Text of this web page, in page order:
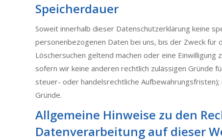
Speicherdauer
Soweit innerhalb dieser Datenschutzerklärung keine
personenbezogenen Daten bei uns, bis der Zweck
Löschersuchen geltend machen oder eine
sofern wir keine anderen rechtlich zulässigen Gründe
steuer- oder handelsrechtliche
Gründe.
Allgemeine Hinweise zu den
Datenverarbeitung auf dieser